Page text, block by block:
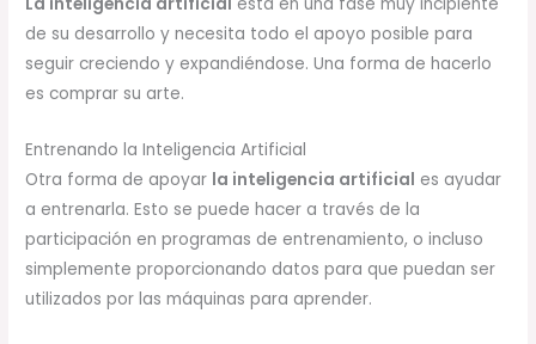
de su desarrollo y necesita todo el apoyo posible para
seguir creciendo y expandiéndose. Una forma de hacerlo
es comprar su arte.
Entrenando la Inteligencia Artificial
Otra forma de apoyar la inteligencia artificial es ayudar
a entrenarla. Esto se puede hacer a través de la
participación en programas de entrenamiento, o incluso
simplemente proporcionando datos para que puedan ser
utilizados por las máquinas para aprender.